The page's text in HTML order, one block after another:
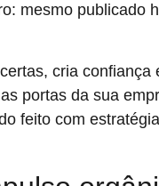
mesmo publicado
cria
portas da sua
feito com